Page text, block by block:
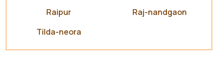
Raipur
Raj-nandgaon
Tilda-neora